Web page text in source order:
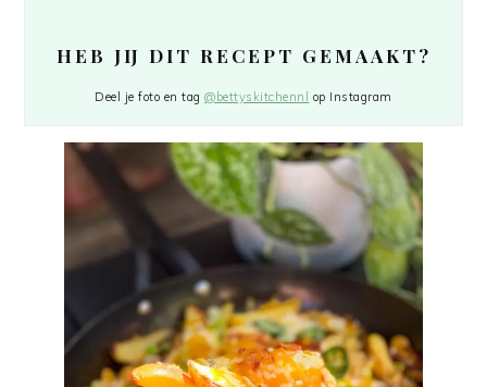
HEB JIJ DIT RECEPT GEMAAKT?
Deel je foto en tag@bettyskitchennl op Instagram